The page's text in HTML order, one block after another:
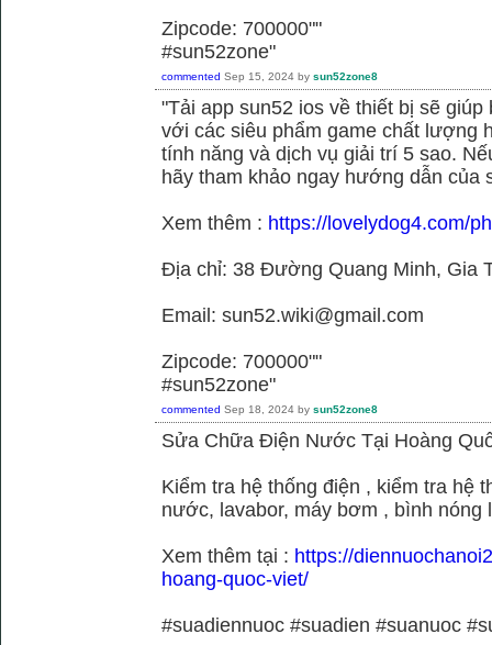
Zipcode: 700000""
#sun52zone"
commented Sep 15, 2024 by sun52zone8
"Tải app sun52 ios về thiết bị sẽ
với các siêu phẩm game chất lượng
tính năng và dịch vụ giải trí 5 sao.
hãy tham khảo ngay hướng dẫn của
Xem thêm : https://lovelydog4.com/
Địa chỉ: 38 Đường Quang Minh, Gia
Email: sun52.wiki@gmail.com
Zipcode: 700000""
#sun52zone"
commented Sep 18, 2024 by sun52zone8
Sửa Chữa Điện Nước Tại Hoàng
Kiểm tra hệ thống điện , kiểm tra hệ
nước, lavabor, máy bơm , bình nóng
Xem thêm tại : https://
hoang-quoc-viet/
#suadiennuoc #suadien #suanuoc